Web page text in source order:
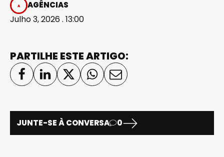
AGÊNCIAS
Julho 3, 2026 . 13:00
PARTILHE ESTE ARTIGO:
JUNTE-SE À CONVERSA 0